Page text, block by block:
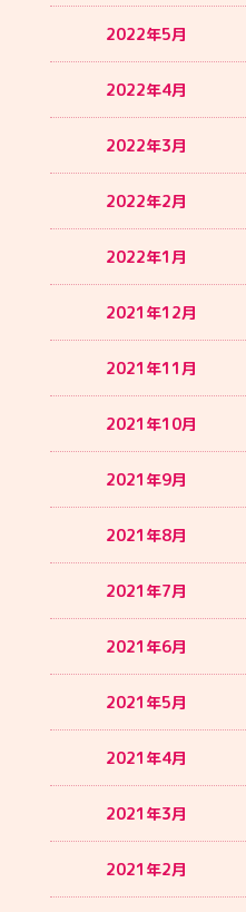
2022年5月
2022年4月
2022年3月
2022年2月
2022年1月
2021年12月
2021年11月
2021年10月
2021年9月
2021年8月
2021年7月
2021年6月
2021年5月
2021年4月
2021年3月
2021年2月